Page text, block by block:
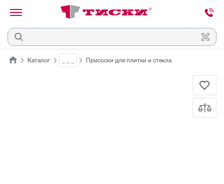
Отмена
Каталог Присоски для плитки и стекла